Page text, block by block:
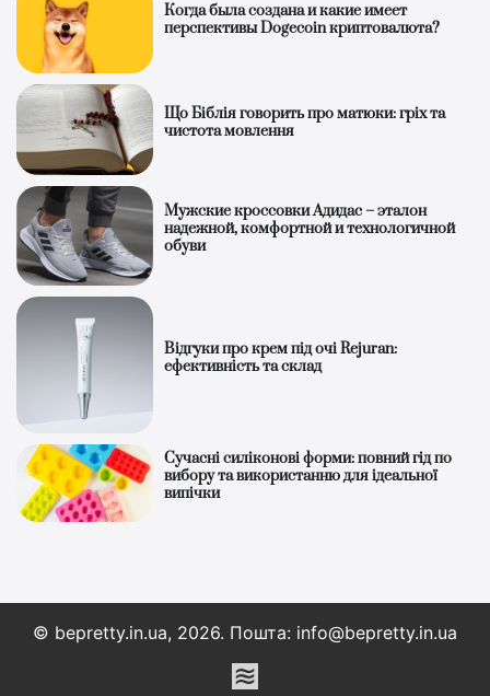
Когда была создана и какие имеет
перспективы Dogecoin криптовалюта?
Що Біблія говорить про матюки: гріх та
чистота мовлення
Мужские кроссовки Адидас – эталон
надежной, комфортной и технологичной
обуви
Відгуки про крем під очі Rejuran:
ефективність та склад
Сучасні силіконові форми: повний гід по
вибору та використанню для ідеальної
випічки
© bepretty.in.ua, 2026. Пошта: info@bepretty.in.ua